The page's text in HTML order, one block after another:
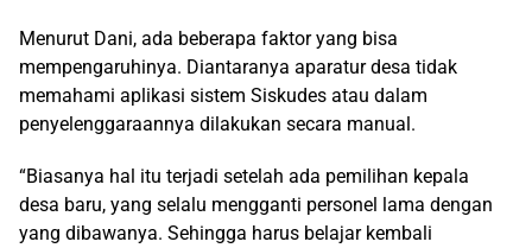
Menurut Dani, ada beberapa faktor yang bisa
mempengaruhinya. Diantaranya aparatur desa tidak
memahami aplikasi sistem Siskudes atau dalam
penyelenggaraannya dilakukan secara manual.
“Biasanya hal itu terjadi setelah ada pemilihan kepala
desa baru, yang selalu mengganti personel lama dengan
yang dibawanya. Sehingga harus belajar kembali